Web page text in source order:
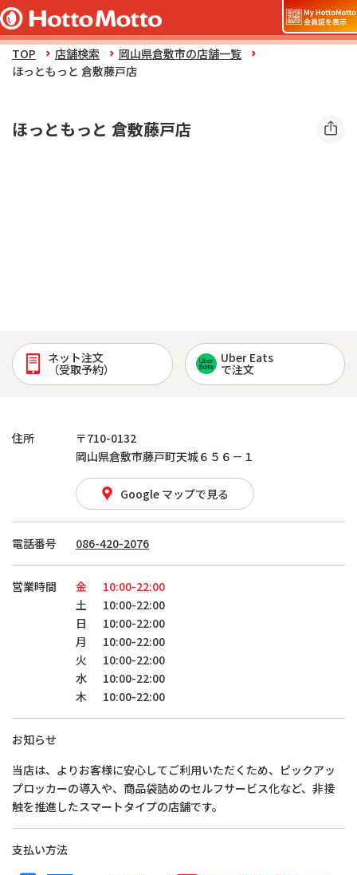
TOP 店舗検索
岡山県倉敷市の店舗一覧
ほっともっと 倉敷藤戸店
ほっともっと 倉敷藤戸店
ネット注文
（受取予約）
Uber Eats
で注文
住所
〒710-0132
岡山県倉敷市藤戸町天城６５６－１
Google マップで見る
電話番号 086-420-2076
営業時間 金
10:00-22:00
土
10:00-22:00
日
10:00-22:00
月
10:00-22:00
火
10:00-22:00
水
10:00-22:00
木
10:00-22:00
お知らせ
当店は、よりお客様に安心してご利用いただくため、ピックアッ
プロッカーの導入や、商品袋詰めのセルフサービス化など、非接
触を推進したスマートタイプの店舗です。
支払い方法